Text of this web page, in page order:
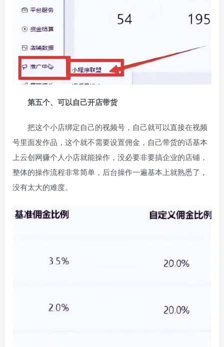
第五个、可以自己开店带货
把这个小店绑定自己的视频号，自己就可以直接在视频
号里面发作品，这个就不需要设置佣金，自己带货的话基本
上云创网赚个人小店就能操作，没必要非要搞企业的店铺，
整体的操作流程非常简单，后台操作一遍基本上就熟悉了，
没有太大的难度。